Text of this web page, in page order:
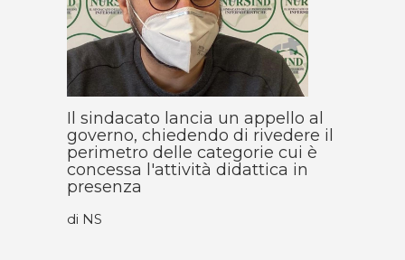
Il sindacato lancia un appello al
governo, chiedendo di rivedere il
perimetro delle categorie cui è
concessa l'attività didattica in
presenza
di NS